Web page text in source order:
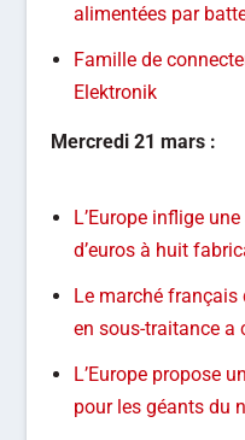
alimentées par
Famille de
Elektronik
Mercredi 21 mars :
L’Europe inflige
d’euros à huit
Le marché français
en sous-traitance a
L’Europe propose
pour les géants du